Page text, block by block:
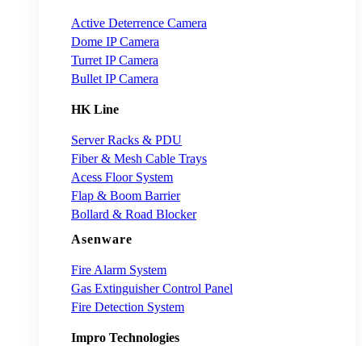
Active Deterrence Camera
Dome IP Camera
Turret IP Camera
Bullet IP Camera
HK Line
Server Racks & PDU
Fiber & Mesh Cable Trays
Acess Floor System
Flap & Boom Barrier
Bollard & Road Blocker
Asenware
Fire Alarm System
Gas Extinguisher Control Panel
Fire Detection System
Impro Technologies